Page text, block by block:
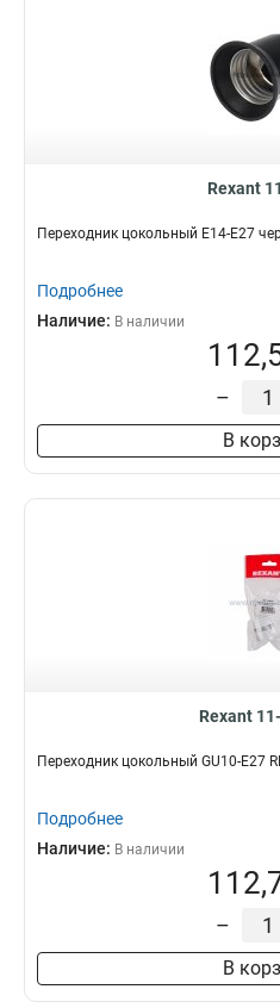
Rexant
Переходник цокольный E14-E27
Подробнее
Наличие: В наличии
–
В
Rexant
Переходник цокольный GU10-Е27
Подробнее
Наличие: В наличии
–
В